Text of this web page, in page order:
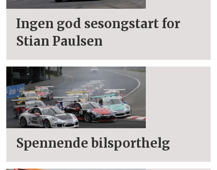
Ingen god sesongstart for
Stian Paulsen
Spennende bilsporthelg